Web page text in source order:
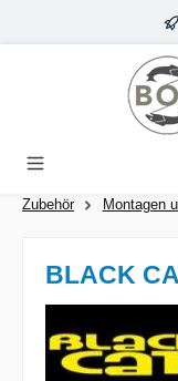
Zum Hauptinhalt springen
Zubehör Montagen
BLACK